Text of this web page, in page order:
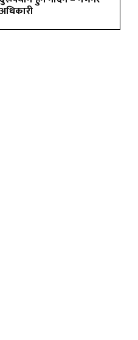
अधिकारी